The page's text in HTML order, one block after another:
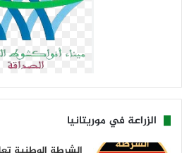
الزراعة في موريتانيا